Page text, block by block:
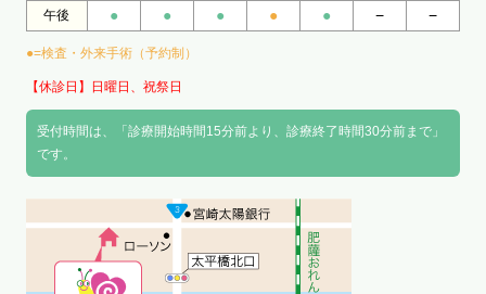
午後 ● ● ● ● ● − −
●=検査・外来手術（予約制）
【休診日】日曜日、祝祭日
受付時間は、「診療開始時間15分前より、診療終了時間30分前まで」
です。